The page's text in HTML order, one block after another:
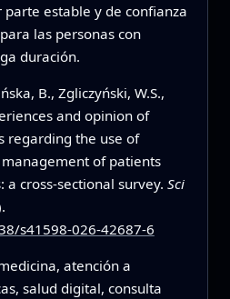
estable y de confianza
las personas con
duración.
B., Zgliczyński, W.S.,
and opinion of
regarding the use of
of patients
a cross-sectional survey. Sci
s41598-026-42687-6
atención a
salud digital, consulta